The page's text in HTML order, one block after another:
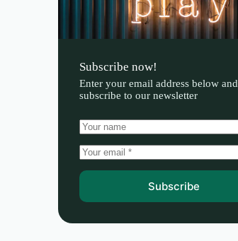
Subscribe now!
Enter your email address below and
subscribe to our newsletter
Subscribe